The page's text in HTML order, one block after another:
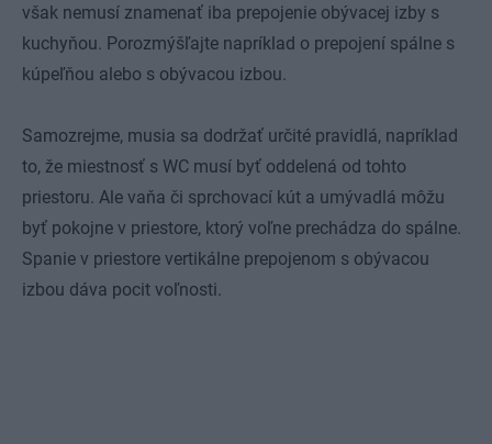
však nemusí znamenať iba prepojenie obývacej izby s
kuchyňou. Porozmýšľajte napríklad o prepojení spálne s
kúpeľňou alebo s obývacou izbou.
Samozrejme, musia sa dodržať určité pravidlá, napríklad
to, že miestnosť s WC musí byť oddelená od tohto
priestoru. Ale vaňa či sprchovací kút a umývadlá môžu
byť pokojne v priestore, ktorý voľne prechádza do spálne.
Spanie v priestore vertikálne prepojenom s obývacou
izbou dáva pocit voľnosti.